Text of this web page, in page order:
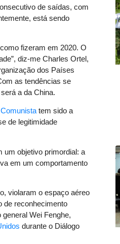
de saídas, com
está sendo
fizeram em 2020. O
diz-me Charles Ortel,
dos Países
as tendências se
a da China.
tem sido a
de legitimidade
um objetivo primordial: a
em um comportamento
violaram o espaço aéreo
de reconhecimento
Wei Fenghe,
durante o Diálogo